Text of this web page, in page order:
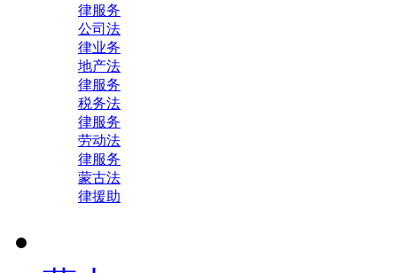
律服务
公司法
律业务
地产法
律服务
税务法
律服务
劳动法
律服务
蒙古法
律援助